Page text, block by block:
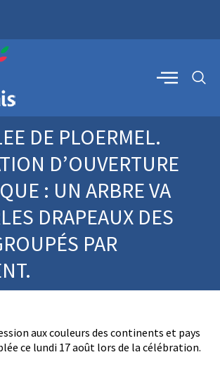
DE PLOERMEL.
D’OUVERTURE
: UN ARBRE VA
DRAPEAUX DES
PAR
aux couleurs des continents et pays
ce lundi 17 août lors de la célébration.